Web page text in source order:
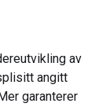
av
angitt
garanterer